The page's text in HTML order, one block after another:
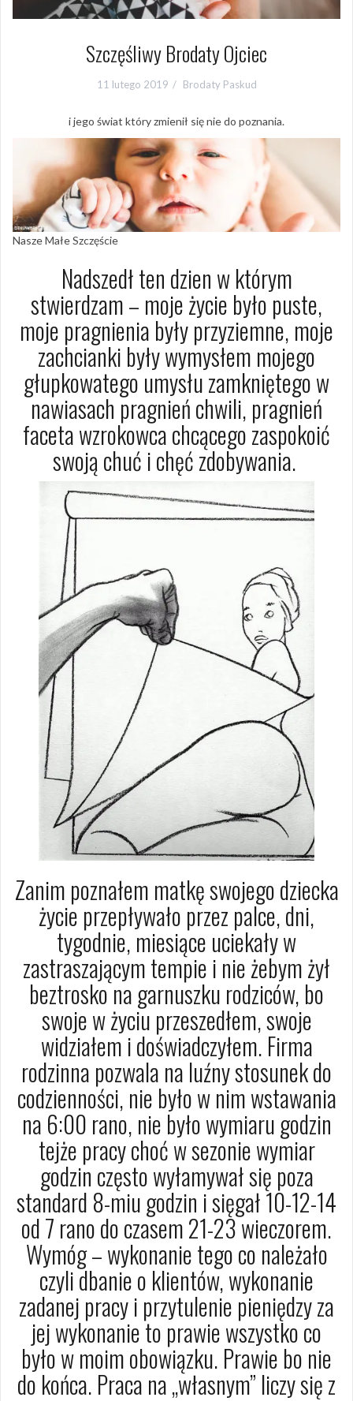
Szczęśliwy Brodaty Ojciec
11 lutego 2019 Brodaty Paskud
i jego świat który zmienił się nie do poznania.
Nasze Małe Szczęście
Nadszedł ten dzien w którym
stwierdzam – moje życie było puste,
moje pragnienia były przyziemne, moje
zachcianki były wymysłem mojego
głupkowatego umysłu zamkniętego w
nawiasach pragnień chwili, pragnień
faceta wzrokowca chcącego zaspokoić
swoją chuć i chęć zdobywania.
Zanim poznałem matkę swojego dziecka
życie przepływało przez palce, dni,
tygodnie, miesiące uciekały w
zastraszającym tempie i nie żebym żył
beztrosko na garnuszku rodziców, bo
swoje w życiu przeszedłem, swoje
widziałem i doświadczyłem. Firma
rodzinna pozwala na luźny stosunek do
codzienności, nie było w nim wstawania
na 6:00 rano, nie było wymiaru godzin
tejże pracy choć w sezonie wymiar
godzin często wyłamywał się poza
standard 8-miu godzin i sięgał 10-12-14
od 7 rano do czasem 21-23 wieczorem.
Wymóg – wykonanie tego co należało
czyli dbanie o klientów, wykonanie
zadanej pracy i przytulenie pieniędzy za
jej wykonanie to prawie wszystko co
było w moim obowiązku. Prawie bo nie
do końca. Praca na „własnym” liczy się z